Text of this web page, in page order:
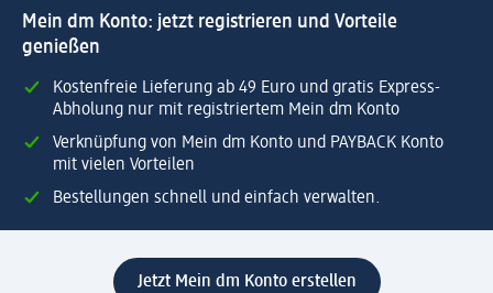
Mein dm Konto: jetzt registrieren und Vorteile
genießen
Kostenfreie Lieferung ab 49 Euro und gratis Express-
Abholung nur mit registriertem Mein dm Konto
Verknüpfung von Mein dm Konto und PAYBACK Konto
mit vielen Vorteilen
Bestellungen schnell und einfach verwalten.
Jetzt Mein dm Konto erstellen